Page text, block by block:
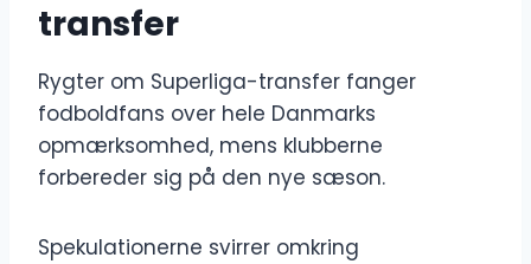
transfer
Rygter om Superliga-transfer fanger
fodboldfans over hele Danmarks
opmærksomhed, mens klubberne
forbereder sig på den nye sæson.
Spekulationerne svirrer omkring